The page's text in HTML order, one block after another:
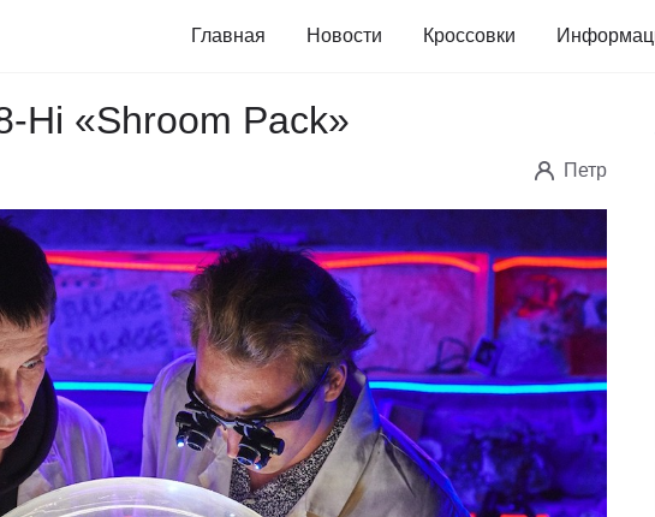
Главная Новости Кроссовки
Hi «Shroom Pack»
Петр